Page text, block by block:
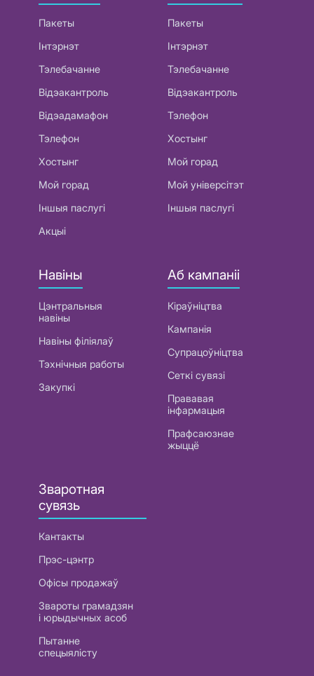
Пакеты
Інтэрнэт
Тэлебачанне
Відэакантроль
Відэадамафон
Тэлефон
Хостынг
Мой горад
Іншыя паслугі
Акцыі
Пакеты
Інтэрнэт
Тэлебачанне
Відэакантроль
Тэлефон
Хостынг
Мой горад
Мой універсітэт
Іншыя паслугі
Навіны
Цэнтральныя
навіны
Навіны філіялаў
Тэхнічныя работы
Закупкі
Аб кампаніі
Кіраўніцтва
Кампанія
Супрацоўніцтва
Сеткі сувязі
Прававая
інфармацыя
Прафсаюзнае
жыццё
Зваротная
сувязь
Кантакты
Прэс-цэнтр
Офісы продажаў
Звароты грамадзян
і юрыдычных асоб
Пытанне
спецыялісту